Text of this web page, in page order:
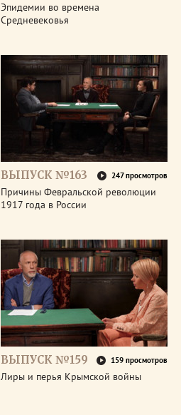
Эпидемии во времена
Средневековья
ВЫПУСК №163 247 просмотров
Причины Февральской революции
1917 года в России
ВЫПУСК №159 159 просмотров
Лиры и перья Крымской войны